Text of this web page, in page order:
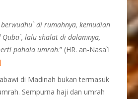
di rumahnya, kemudian
lalu shalat di dalamnya,
pahala umrah.” (HR. an-Nasa`i
di Madinah bukan termasuk
Sempurna haji dan umrah